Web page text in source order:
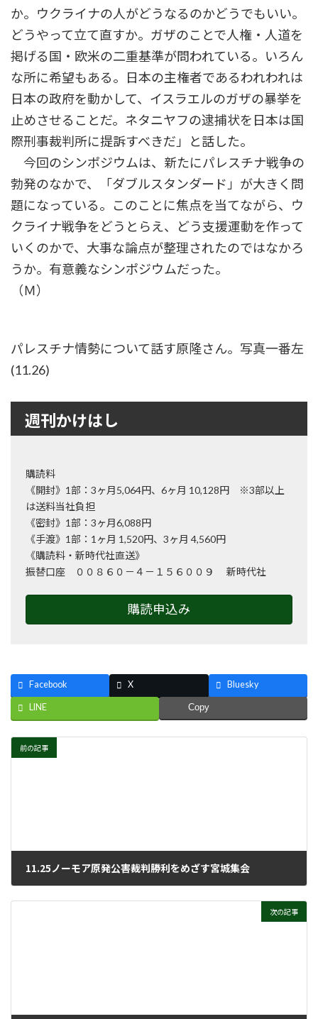
か。ウクライナの人がどうなるのかどうでもいい。
どうやって立て直すか。ガザのことで人権・人道を
掲げる国・欧米の二重基準が問われている。いろん
な所に希望もある。日本の主権者であるわれわれは
日本の政府を動かして、イスラエルのガザの暴挙を
止めさせることだ。ネタニヤフの逮捕状を日本は国
際刑事裁判所に提訴すべきだ」と話した。
今回のシンポジウムは、新たにパレスチナ戦争の
勃発のなかで、「ダブルスタンダード」が大きく問
題になっている。このことに焦点を当てながら、ウ
クライナ戦争をどうとらえ、どう支援運動を作って
いくのかで、大事な論点が整理されたのではなかろ
うか。有意義なシンポジウムだった。
（Ｍ）
パレスチナ情勢について話す原隆さん。写真一番左
(11.26)
週刊かけはし
購読料
《開封》1部：3ヶ月5,064円、6ヶ月 10,128円 ※3部以上
は送料当社負担
《密封》1部：3ヶ月6,088円
《手渡》1部：1ヶ月 1,520円、3ヶ月 4,560円
《購読料・新時代社直送》
振替口座 ００８６０－４－１５６００９ 新時代社
購読申込み
Facebook X Bluesky
LINE Copy
前の記事
11.25ノーモア原発公害裁判勝利をめざす宮城集会
次の記事